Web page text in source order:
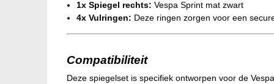
1x Spiegel rechts: Vespa Sprint mat zwart
4x Vulringen: Deze ringen zorgen voor een
Compatibiliteit
Deze spiegelset is specifiek ontworpen voor de